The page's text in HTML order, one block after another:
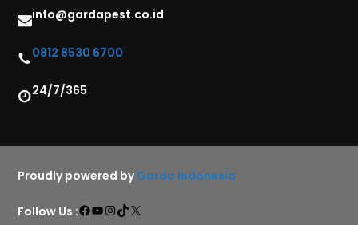
info@gardapest.co.id
0812 8530 6700
24/7/365
Proudly powered byGarda Indonesia
Follow Us :Facebook
YouTube
Instagram
TikTok
X